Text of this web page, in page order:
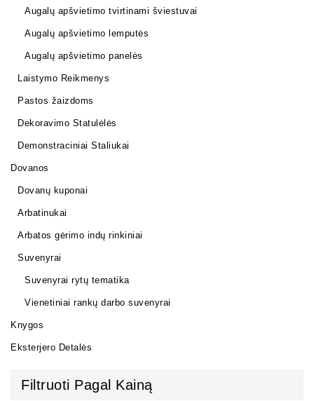
Augalų apšvietimo tvirtinami šviestuvai
Augalų apšvietimo lemputės
Augalų apšvietimo panelės
Laistymo Reikmenys
Pastos žaizdoms
Dekoravimo Statulėlės
Demonstraciniai Staliukai
Dovanos
Dovanų kuponai
Arbatinukai
Arbatos gėrimo indų rinkiniai
Suvenyrai
Suvenyrai rytų tematika
Vienetiniai rankų darbo suvenyrai
Knygos
Eksterjero Detalės
Filtruoti Pagal Kainą